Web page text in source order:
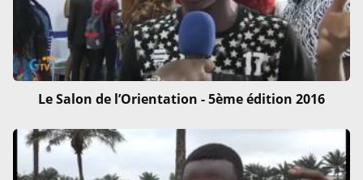
Le Salon de l’Orientation - 5ème édition 2016